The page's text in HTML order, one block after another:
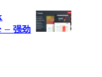
强劲